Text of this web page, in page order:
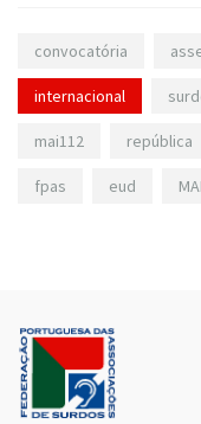
convocatória
internacional
mai112 república
fpas eud